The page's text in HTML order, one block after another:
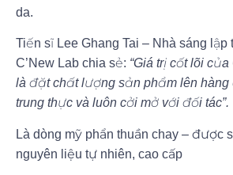
da.
Tiến sĩ Lee Ghang Tai – Nhà sáng
C’New Lab chia sẻ: “Giá trị cốt lõi
là đặt chất lượng sản phẩm lên
trung thực và luôn cởi mở với đối tác”.
Là dòng mỹ phẩn thuần chay – được
nguyên liệu tự nhiên, cao cấp